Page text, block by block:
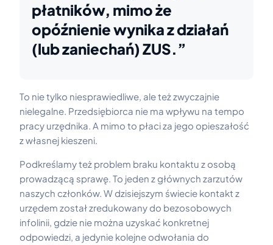
płatników, mimo że
opóźnienie wynika z działań
(lub zaniechań) ZUS.”
To nie tylko niesprawiedliwe, ale też zwyczajnie
nielegalne. Przedsiębiorca nie ma wpływu na tempo
pracy urzędnika. A mimo to płaci za jego opieszałość
z własnej kieszeni.
Podkreślamy też problem braku kontaktu z osobą
prowadzącą sprawę. To jeden z głównych zarzutów
naszych członków. W dzisiejszym świecie kontakt z
urzędem został zredukowany do bezosobowych
infolinii, gdzie nie można uzyskać konkretnej
odpowiedzi, a jedynie kolejne odwołania do